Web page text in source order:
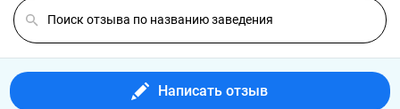
Написать отзыв